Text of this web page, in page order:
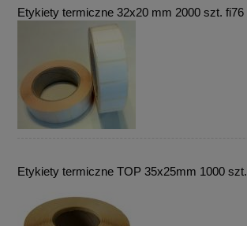
Etykiety termiczne 32x20 mm 2000 szt. fi76
Etykiety termiczne TOP 35x25mm 1000 szt.